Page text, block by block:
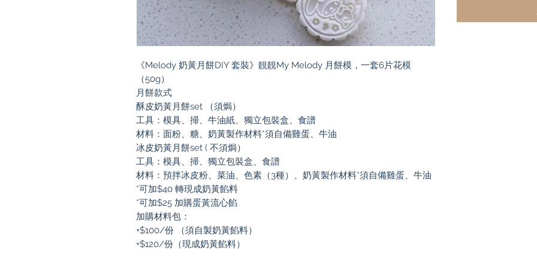
《Melody 奶黃月餅DIY 套裝》靚靚My Melody 月餅模，一套6片花模
（50g）
月餅款式
酥皮奶黃月餅set （須焗）
工具：模具、掃、牛油紙、獨立包裝盒、食譜
材料：面粉、糖、奶黃製作材料*須自備雞蛋、牛油
冰皮奶黃月餅set ( 不須焗）
工具：模具、掃、獨立包裝盒、食譜
材料：預拌冰皮粉、菜油、色素（3種）、奶黃製作材料*須自備雞蛋、牛油
*可加$40 轉現成奶黃餡料
*可加$25 加購蛋黃流心餡
加購材料包：
+$100/份 （須自製奶黃餡料）
+$120/份（現成奶黃餡料）